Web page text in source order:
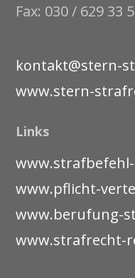
Fax: 030 / 629 33
kontakt@stern-
www.stern-
Links
www.pflicht-
www.berufung-
www.strafrecht-